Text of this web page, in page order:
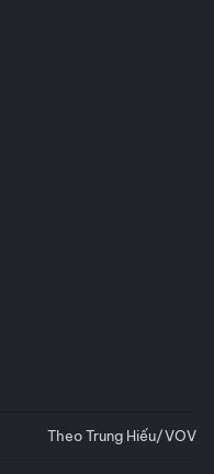
Theo Trung Hiếu/VOV